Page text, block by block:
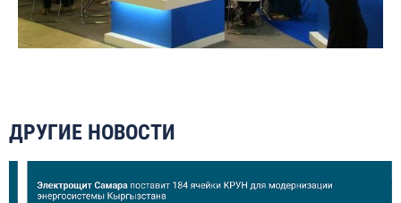
ДРУГИЕ НОВОСТИ